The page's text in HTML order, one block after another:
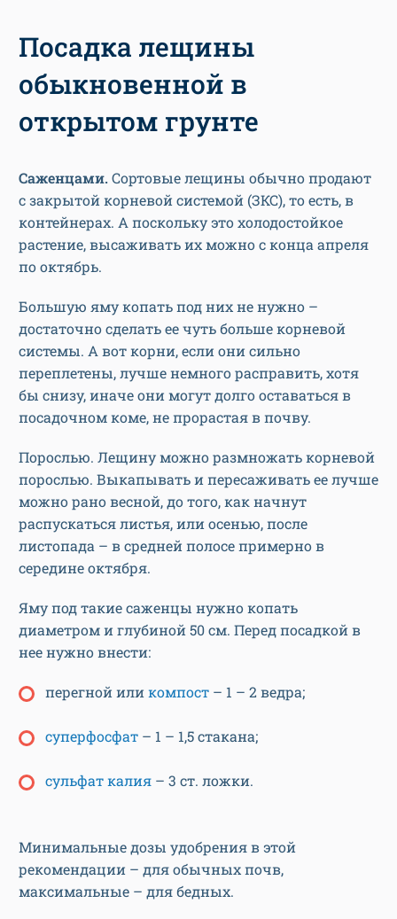
Посадка лещины
обыкновенной в
открытом грунте
Саженцами.Сортовые лещины обычно продают
с закрытой корневой системой (ЗКС), то есть, в
контейнерах. А поскольку это холодостойкое
растение, высаживать их можно с конца апреля
по октябрь.
Большую яму копать под них не нужно –
достаточно сделать ее чуть больше корневой
системы. А вот корни, если они сильно
переплетены, лучше немного расправить, хотя
бы снизу, иначе они могут долго оставаться в
посадочном коме, не прорастая в почву.
Порослью. Лещину можно размножать корневой
порослью. Выкапывать и пересаживать ее лучше
можно рано весной, до того, как начнут
распускаться листья, или осенью, после
листопада – в средней полосе примерно в
середине октября.
Яму под такие саженцы нужно копать
диаметром и глубиной 50 см. Перед посадкой в
нее нужно внести:
перегной или компост – 1 – 2 ведра;
суперфосфат – 1 – 1,5 стакана;
сульфат калия – 3 ст. ложки.
Минимальные дозы удобрения в этой
рекомендации – для обычных почв,
максимальные – для бедных.